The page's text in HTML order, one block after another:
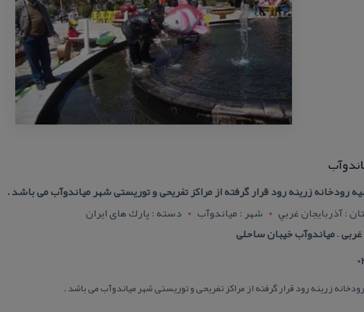
رودخانه زرینه رود قرار گرفته از مراكز تفریحی و توریستی شهر میاندوآب می باشد .
: آذربايجان غربي شهر : مياندوآب
دسته : پارك های ایران
– میاندوآب خیبان ساحلی
زرینه رود قرار گرفته از مراكز تفریحی و توریستی شهر میاندوآب می باشد .